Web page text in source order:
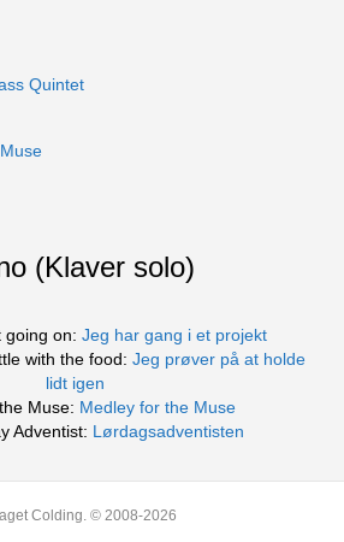
Quintet
(Klaver solo)
going on: Jeg har gang i et projekt
with the food: Jeg prøver på at holde
lidt igen
Muse: Medley for the Muse
Adventist: Lørdagsadventisten
Colding. © 2008-2026